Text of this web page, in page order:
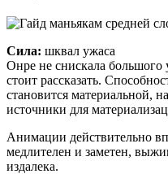
Сила: шквал ужаса
Онре не снискала большого
стоит рассказать.
становится материальной,
источники для
Анимации действительно
медлителен и заметен,
издалека.